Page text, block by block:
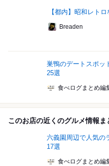
【都内】昭和レト
Breaden
巣鴨のデートスポッ
25選
食べログまとめ編
このお店の近くのグルメ情報ま
六義園周辺で人気の
17選
食べログまとめ編